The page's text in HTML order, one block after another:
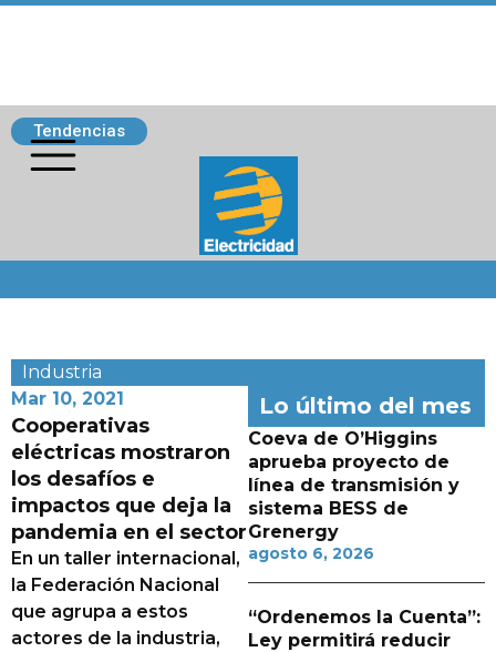
Tendencias
Industria
Mar 10, 2021
Cooperativas
eléctricas mostraron
los desafíos e
impactos que deja la
pandemia en el sector
En un taller internacional,
la Federación Nacional
que agrupa a estos
actores de la industria,
Lo último del mes
Coeva de O’Higgins
aprueba proyecto de
línea de transmisión y
sistema BESS de
Grenergy
agosto 6, 2026
“Ordenemos la Cuenta”:
Ley permitirá reducir